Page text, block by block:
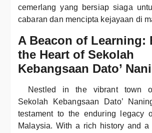
cemerlang yang bersiap siaga
cabaran dan mencipta kejayaan di
A Beacon of Learning:
the Heart of Sekolah
Kebangsaan Dato’
Nestled in the vibrant town
Sekolah Kebangsaan Dato’
testament to the enduring legacy
Malaysia. With a rich history and a